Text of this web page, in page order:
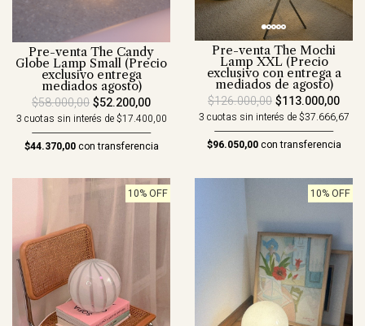
Pre-venta The Candy
Globe Lamp Small (Precio
exclusivo entrega
mediados agosto)
$58.000,00$52.200,00
3 cuotas sin interés de $17.400,00
$44.370,00con transferencia
Pre-venta The Mochi
Lamp XXL (Precio
exclusivo con entrega a
mediados de agosto)
$126.000,00$113.000,00
3 cuotas sin interés de $37.666,67
$96.050,00con transferencia
10% OFF 10% OFF